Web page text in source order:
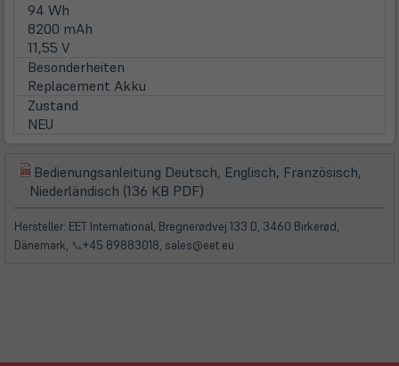
94 Wh
8200 mAh
11,55 V
Besonderheiten
Replacement Akku
Zustand
NEU
(öffnet
in
neuem
Tab)
Bedienungsanleitung Deutsch, Englisch, Französisch,
Niederländisch (136 KB PDF)
in
neuem
Tab)
Hersteller: EET International, Bregnerødvej 133 D, 3460 Birkerød,
Dänemark, 📞+45 89883018, sales@eet.eu